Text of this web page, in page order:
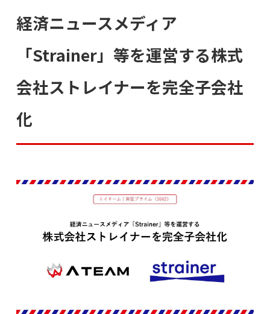
経済ニュースメディア
「Strainer」等を運営する株式
会社ストレイナーを完全子会社
化